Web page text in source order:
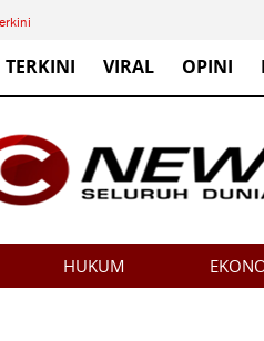
TERKINI VIRAL OPINI
HUKUM